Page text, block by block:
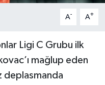
A- A+
Ligi C Grubu ilk
mağlup eden
deplasmanda